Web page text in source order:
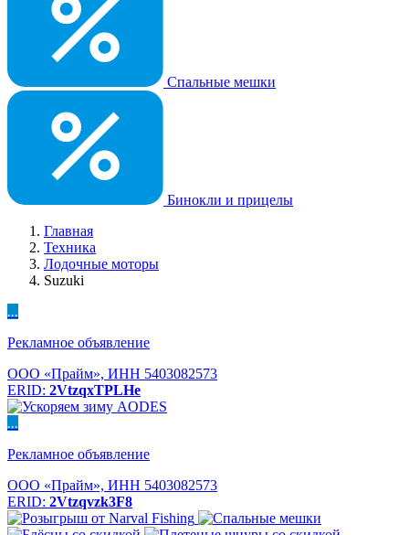
Спальные мешки
Бинокли и прицелы
Главная
Техника
Лодочные моторы
Suzuki
...
Рекламное объявление
ООО «Прайм», ИНН 5403082573
ERID: 2VtzqxTPLHe
...
Рекламное объявление
ООО «Прайм», ИНН 5403082573
ERID: 2Vtzqvzk3F8